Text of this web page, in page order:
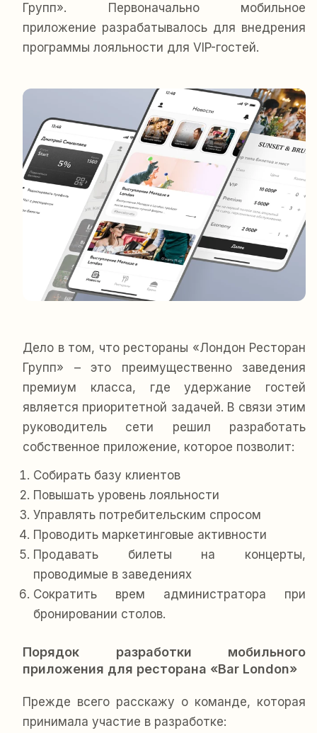
Групп». Первоначально мобильное
приложение разрабатывалось для внедрения
программы лояльности для VIP-гостей.
Дело в том, что рестораны «Лондон Ресторан
Групп» – это преимущественно заведения
премиум класса, где удержание гостей
является приоритетной задачей. В связи этим
руководитель сети решил разработать
собственное приложение, которое позволит:
Собирать базу клиентов
Повышать уровень лояльности
Управлять потребительским спросом
Проводить маркетинговые активности
Продавать билеты на концерты,
проводимые в заведениях
Сократить врем администратора при
бронировании столов.
Порядок разработки мобильного
приложения для ресторана «Bar London»
Прежде всего расскажу о команде, которая
принимала участие в разработке: